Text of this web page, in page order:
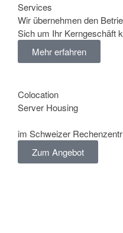
Services
Wir übernehmen den
Sich um Ihr Kerngeschäft
Mehr erfahren
Colocation
Server Housing
im Schweizer
Zum Angebot